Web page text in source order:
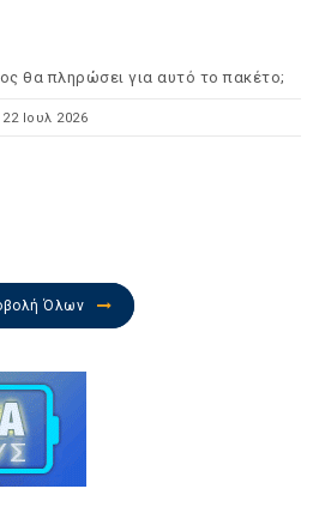
θα πληρώσει για αυτό το πακέτο;
22 Ιουλ 2026
Όλων